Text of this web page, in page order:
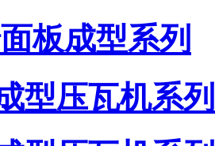
板成型系列
型压瓦机系列